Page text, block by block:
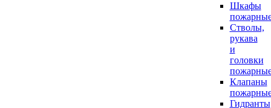
Шкафы
Стволы,
рукава
и
головки
Клапаны
Гидранты